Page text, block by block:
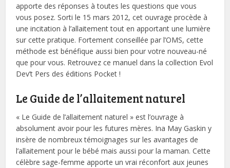
apporte des réponses à toutes les questions que vous
vous posez. Sorti le 15 mars 2012, cet ouvrage procède à
une incitation à l’allaitement tout en apportant une lumière
sur cette pratique. Fortement conseillée par l’OMS, cette
méthode est bénéfique aussi bien pour votre nouveau-né
que pour vous. Retrouvez ce manuel dans la collection Evol
Dev’t Pers des éditions Pocket !
Le Guide de l’allaitement naturel
« Le Guide de l’allaitement naturel » est l’ouvrage à
absolument avoir pour les futures mères. Ina May Gaskin y
insère de nombreux témoignages sur les avantages de
l’allaitement pour le bébé mais aussi pour la maman. Cette
célèbre sage-femme apporte un vrai réconfort aux jeunes